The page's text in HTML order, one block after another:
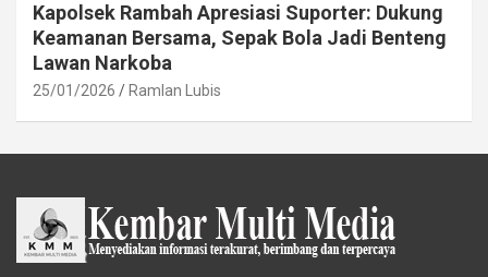
Kapolsek Rambah Apresiasi Suporter: Dukung
Keamanan Bersama, Sepak Bola Jadi Benteng
Lawan Narkoba
25/01/2026 Ramlan Lubis